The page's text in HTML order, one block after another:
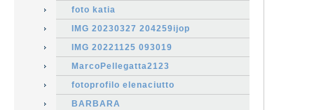
foto katia
IMG 20230327 204259ijop
IMG 20221125 093019
MarcoPellegatta2123
fotoprofilo elenaciutto
BARBARA